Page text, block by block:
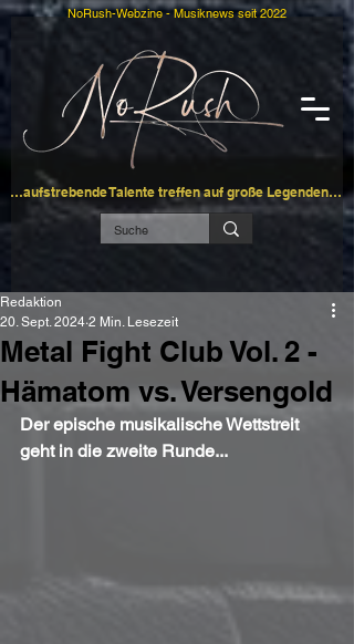
…aufstrebende Talente treffen auf große Legenden…
NoRush-Webzine - Musiknews seit 2022
Metal Fight Club Vol. 2 -
Hämatom vs. Versengold
Redaktion
20. Sept. 2024 2 Min. Lesezeit
Der epische musikalische Wettstreit
geht in die zweite Runde...